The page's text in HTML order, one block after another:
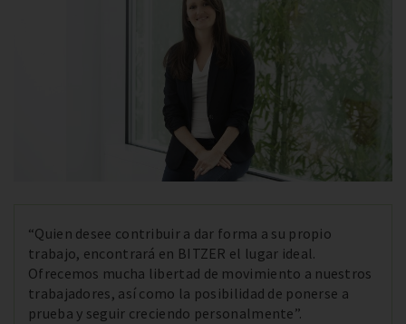
“Quien desee contribuir a dar forma a su propio
trabajo, encontrará en BITZER el lugar ideal.
Ofrecemos mucha libertad de movimiento a nuestros
trabajadores, así como la posibilidad de ponerse a
prueba y seguir creciendo personalmente”.